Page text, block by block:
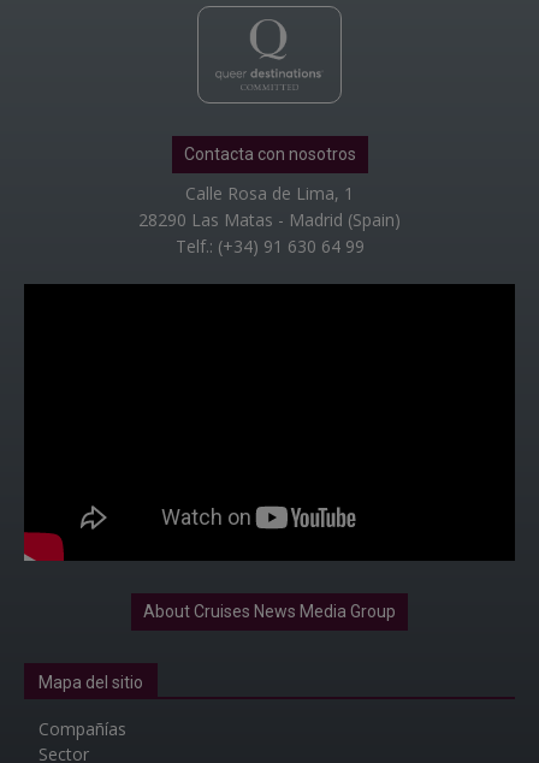
Contacta con nosotros
Calle Rosa de Lima, 1
28290 Las Matas - Madrid (Spain)
Telf.: (+34) 91 630 64 99
About Cruises News Media Group
Mapa del sitio
Compañías
Sector